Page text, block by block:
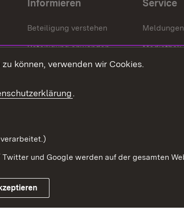
Informieren
Beteiligung verstehen
Beteiligung anwenden
Beteiligung stärken
Service
Meldungen
Mediathek
Kontakt
können, verwenden wir Cookies.
.
und Google werden auf der gesamten